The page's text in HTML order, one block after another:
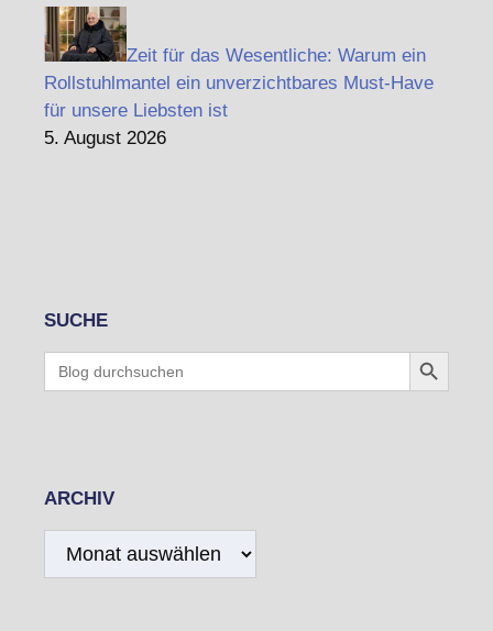
Zeit für das Wesentliche: Warum ein
Rollstuhlmantel ein unverzichtbares Must-Have
für unsere Liebsten ist
5. August 2026
SUCHE
Search
for:
Search Button
ARCHIV